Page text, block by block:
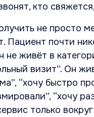
кто
не просто
почти
не живёт в
визит”. Он
“хочу быстро
“хочу
только